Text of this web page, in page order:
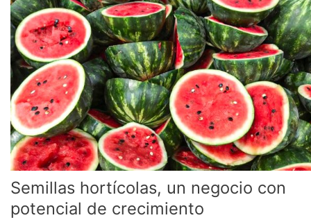
Semillas hortícolas, un negocio con
potencial de crecimiento
un
negocio
con
potencial
de
crecimiento